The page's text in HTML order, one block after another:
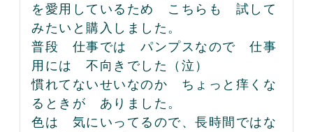
を愛用しているため　こちらも　試して
みたいと購入しました。
普段　仕事では　パンプスなので　仕事
用には　不向きでした（泣）
慣れてないせいなのか　ちょっと痒くな
るときが　ありました。
色は　気にいってるので、長時間ではな